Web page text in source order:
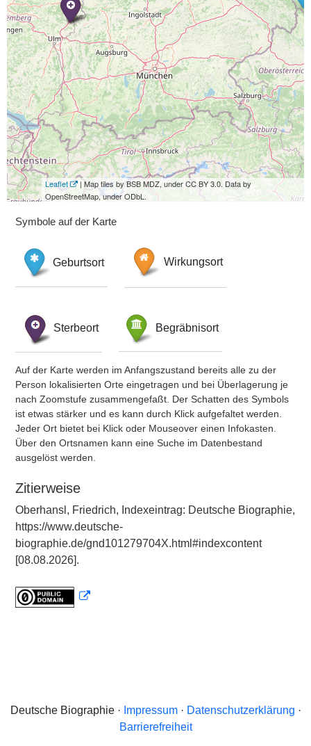
Leaflet
| Map tiles by BSB MDZ, under CC BY 3.0. Data by
OpenStreetMap, under ODbL.
Symbole auf der Karte
Geburtsort Wirkungsort
Sterbeort Begräbnisort
Auf der Karte werden im Anfangszustand bereits alle zu der
Person lokalisierten Orte eingetragen und bei Überlagerung je
nach Zoomstufe zusammengefaßt. Der Schatten des Symbols
ist etwas stärker und es kann durch Klick aufgefaltet werden.
Jeder Ort bietet bei Klick oder Mouseover einen Infokasten.
Über den Ortsnamen kann eine Suche im Datenbestand
ausgelöst werden.
Zitierweise
Oberhansl, Friedrich, Indexeintrag: Deutsche Biographie,
https://www.deutsche-
biographie.de/gnd101279704X.html#indexcontent
[08.08.2026].
Deutsche Biographie · Impressum· Datenschutzerklärung ·
Barrierefreiheit